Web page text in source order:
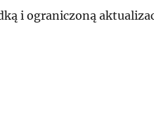
i ograniczoną